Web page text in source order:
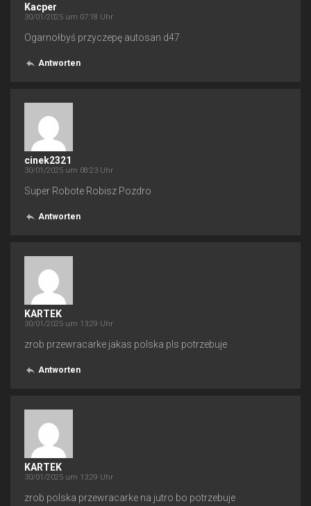
Kacper
30/01/2025 um 07:18 Uhr
Ogarnołbyś przyczepę autosan d47
Antworten
cinek2321
30/01/2025 um 08:23 Uhr
Super Robote Robisz Pozdro
Antworten
KARTEK
30/01/2025 um 13:29 Uhr
zrob przewracarke jakas polska pls potrzebuje
Antworten
KARTEK
30/01/2025 um 13:29 Uhr
zrob polska przewracarke na jutro bo potrzebuje